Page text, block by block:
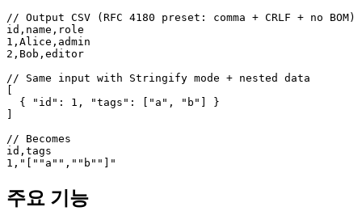
// Output CSV (RFC 4180 preset: comma + CRLF + no BOM)
id,name,role
1,Alice,admin
2,Bob,editor
// Same input with Stringify mode + nested data
[
  { "id": 1, "tags": ["a", "b"] }
]
// Becomes
id,tags
1,"[""a"",""b""]"
주요 기능